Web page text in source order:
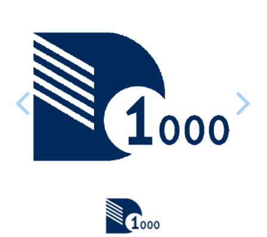
SPECTRO
PERKINELMER
SHIMADZU
TELEDYNE LEEMAN
HORIBA (JOBIN YVONE)